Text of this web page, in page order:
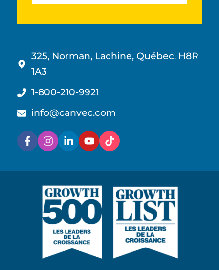
325, Norman, Lachine, Québec, H8R
1A3
1-800-210-9921
info@canvec.com